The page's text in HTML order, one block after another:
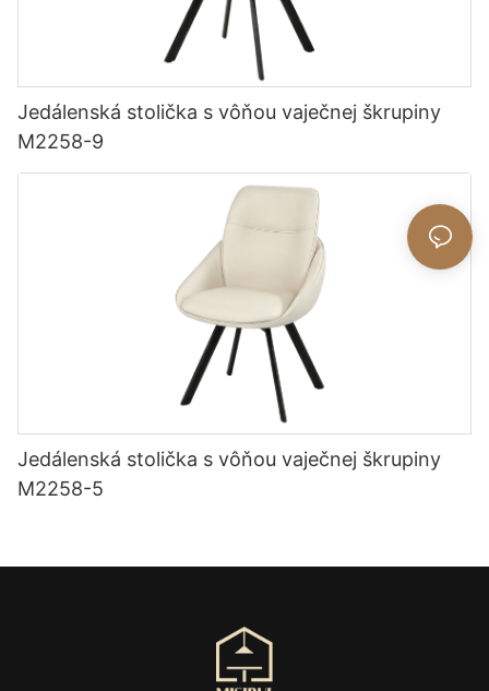
Jedálenská stolička s vôňou vaječnej škrupiny
M2258-9
Jedálenská stolička s vôňou vaječnej škrupiny
M2258-5